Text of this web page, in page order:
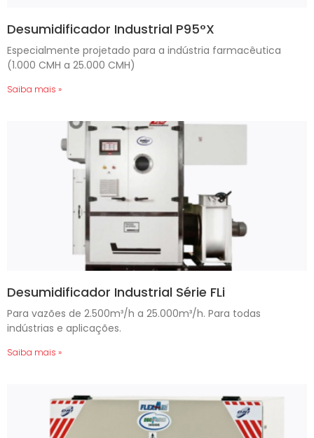
Desumidificador Industrial P95°X
Especialmente projetado para a indústria farmacêutica
(1.000 CMH a 25.000 CMH)
Saiba mais »
Desumidificador Industrial Série FLi
Para vazões de 2.500m³/h a 25.000m³/h. Para todas
indústrias e aplicações.
Saiba mais »